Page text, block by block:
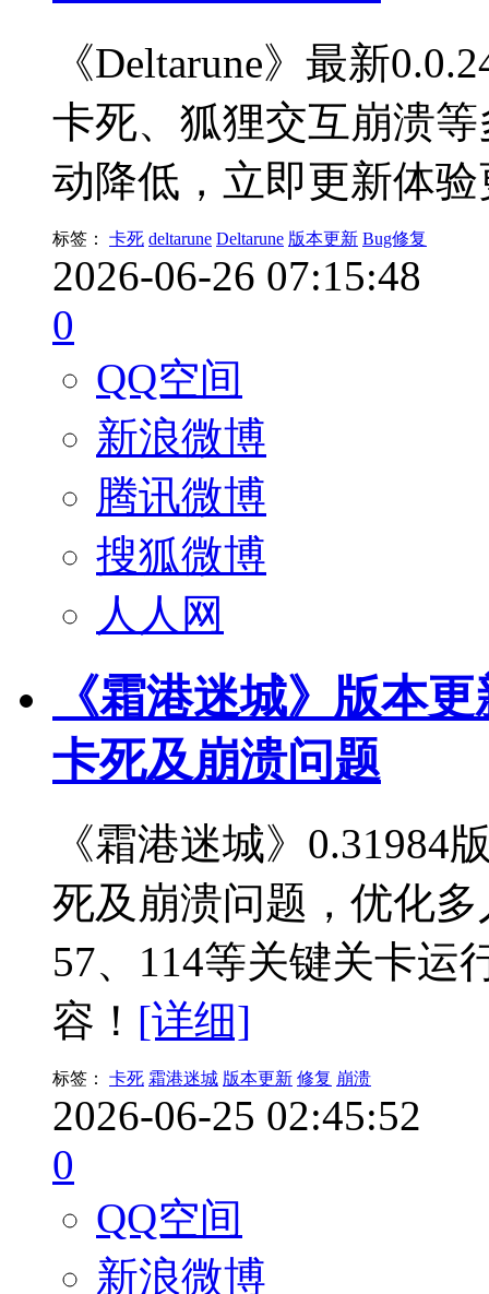
《Deltarune》最新
卡死、狐狸交互崩溃
动降低，立即更新体
标签： 卡死 deltarune Deltarune 版本更新 Bug修复
2026-06-26 07:15:48
0
QQ空间
新浪微博
腾讯微博
搜狐微博
人人网
《霜港迷城》版本
卡死及崩溃问题
《霜港迷城》0.31984
死及崩溃问题，优化
57、114等关键关卡运
容！ [详细]
标签： 卡死 霜港迷城 版本更新 修复 崩溃
2026-06-25 02:45:52
0
QQ空间
新浪微博